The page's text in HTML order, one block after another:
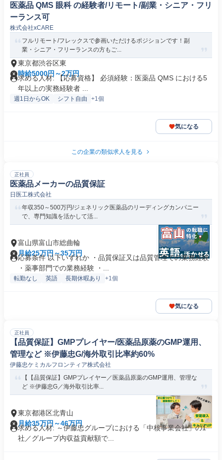
医薬品 QMS 眼科 の経験者/リモート/副業・シニア・フリ
ーランス可
株式会社xCARE
フルリモート/フレックスで参画いただけるポジションです！副
業・シニア・フリーランスの方もご...
東京都渋谷区東
時給5000円～2万円
求める人材: 【応募資格】 必須経験：医薬品 QMS における5
年以上の実務経験者 ...
週1日からOK シフト自由 +1個
気になる
この企業の類似求人を見る
正社員
医薬品メーカーの品質保証
日医工株式会社
年収350～500万円/ジェネリック医薬品のリーディングカンパニー
で、専門知識を活かして活...
富山県富山市総曲輪
月給25万円～35万円
応募条件 以下いずれか ・品質保証又は品質管理での業務経験
・薬事部門での業務経験 ・...
転勤なし 英語 長期休暇あり +1個
気になる
正社員
【品質保証】GMPプレイヤー/医薬品原薬のGMP運用、
管理など ※伊藤忠G/海外取引比率約60%
伊藤忠ケミカルフロンティア株式会社
【【品質保証】GMPプレイヤー／医薬品原薬のGMP運用、管理な
ど ※伊藤忠G／海外取引比率...
東京都港区北青山
月給35万円～46万円
求める人材: ～伊藤忠グループにおける「中核事業会社」の1
社／グループ内収益貢献額で...